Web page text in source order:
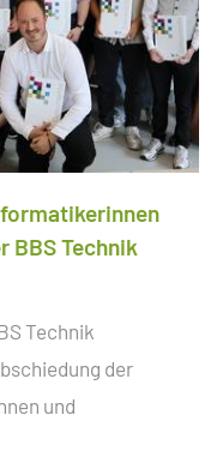
BBS Technik
Technik
der
und